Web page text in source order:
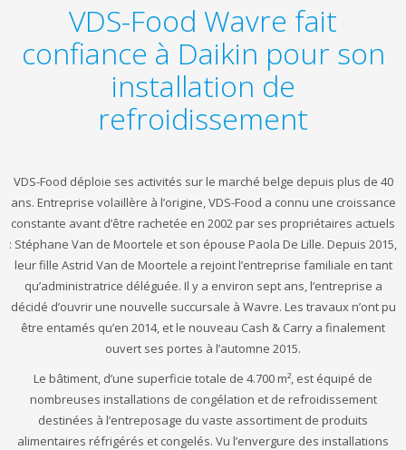
VDS-Food Wavre fait
confiance à Daikin pour son
installation de
refroidissement
VDS-Food déploie ses activités sur le marché belge depuis plus de 40
ans. Entreprise volaillère à l’origine, VDS-Food a connu une croissance
constante avant d’être rachetée en 2002 par ses propriétaires actuels
: Stéphane Van de Moortele et son épouse Paola De Lille. Depuis 2015,
leur fille Astrid Van de Moortele a rejoint l’entreprise familiale en tant
qu’administratrice déléguée. Il y a environ sept ans, l’entreprise a
décidé d’ouvrir une nouvelle succursale à Wavre. Les travaux n’ont pu
être entamés qu’en 2014, et le nouveau Cash & Carry a finalement
ouvert ses portes à l’automne 2015.
Le bâtiment, d’une superficie totale de 4.700 m², est équipé de
nombreuses installations de congélation et de refroidissement
destinées à l’entreposage du vaste assortiment de produits
alimentaires réfrigérés et congelés. Vu l’envergure des installations